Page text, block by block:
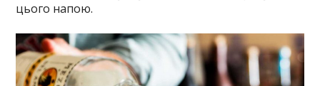
цього напою.